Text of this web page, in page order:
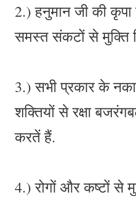
2.) हनुमान जी की
समस्त संकटों से मुक्ति
3.) सभी प्रकार के
शक्तियों से रक्षा
करतें हैं.
4.) रोगों और कष्टों से